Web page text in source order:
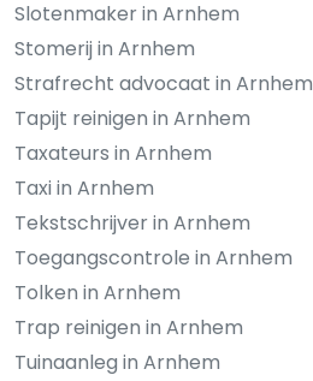
Slotenmaker in Arnhem
Stomerij in Arnhem
Strafrecht advocaat in Arnhem
Tapijt reinigen in Arnhem
Taxateurs in Arnhem
Taxi in Arnhem
Tekstschrijver in Arnhem
Toegangscontrole in Arnhem
Tolken in Arnhem
Trap reinigen in Arnhem
Tuinaanleg in Arnhem